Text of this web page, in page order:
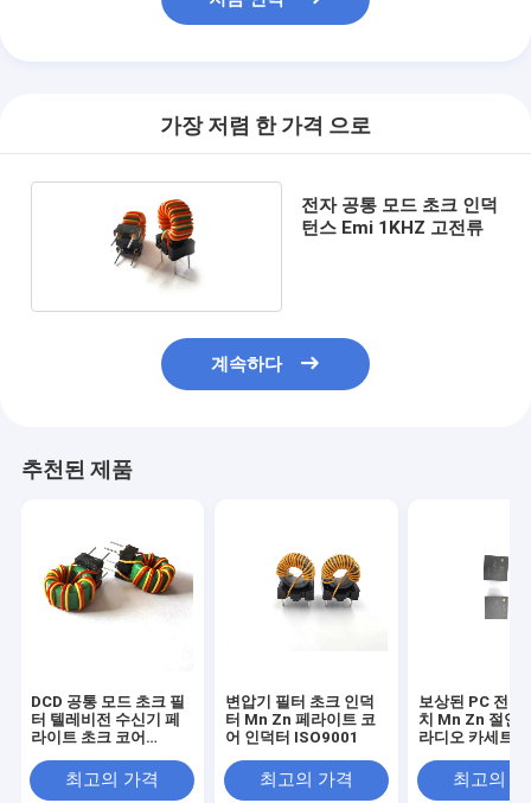
가장 저렴 한 가격 으로
전자 공통 모드 초크 인덕
턴스 Emi 1KHZ 고전류
계속하다
추천된 제품
DCD 공통 모드 초크 필
터 텔레비전 수신기 페
라이트 초크 코어
최고의 가격
변압기 필터 초크 인덕
터 Mn Zn 페라이트 코
어 인덕터 ISO9001
최고의 가격
보상된 PC 전원
치 Mn Zn 절연
라디오 카세트
최고의